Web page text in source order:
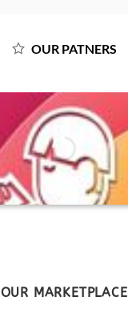
OUR PATNERS
OUR MARKETPLACE